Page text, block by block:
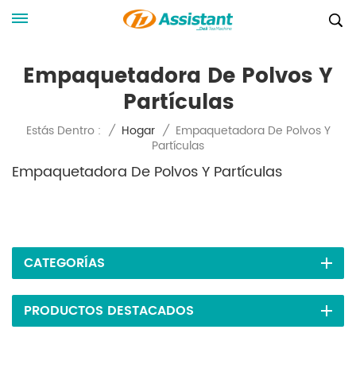
Empaquetadora De Polvos Y
Partículas
Estás Dentro : / Hogar / Empaquetadora De Polvos Y
Partículas
Empaquetadora De Polvos Y Partículas
CATEGORÍAS
PRODUCTOS DESTACADOS